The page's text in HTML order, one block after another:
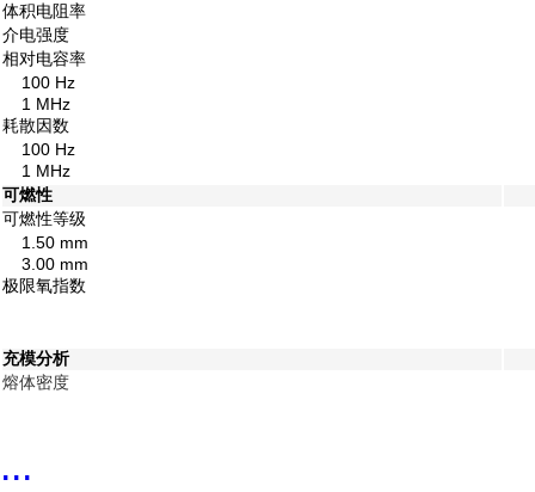
体积电阻率
介电强度
相对电容率
100 Hz
1 MHz
耗散因数
100 Hz
1 MHz
可燃性
可燃性等级
1.50 mm
3.00 mm
极限氧指数
充模分析
熔体密度
...